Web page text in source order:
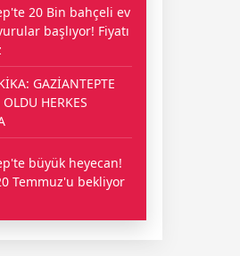
20 Bin bahçeli ev
başlıyor! Fiyatı
GAZİANTEPTE
HERKES
büyük heyecan!
Temmuz'u bekliyor